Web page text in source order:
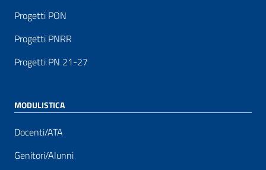
Progetti PON
Progetti PNRR
Progetti PN 21-27
MODULISTICA
Docenti/ATA
Genitori/Alunni